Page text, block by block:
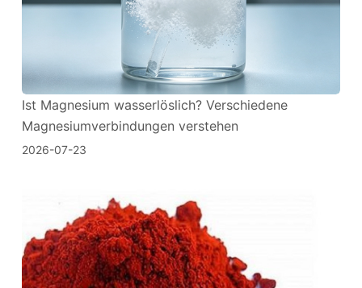
Ist Magnesium wasserlöslich? Verschiedene
Magnesiumverbindungen verstehen
2026-07-23